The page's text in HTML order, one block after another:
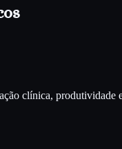
clínica, produtividade